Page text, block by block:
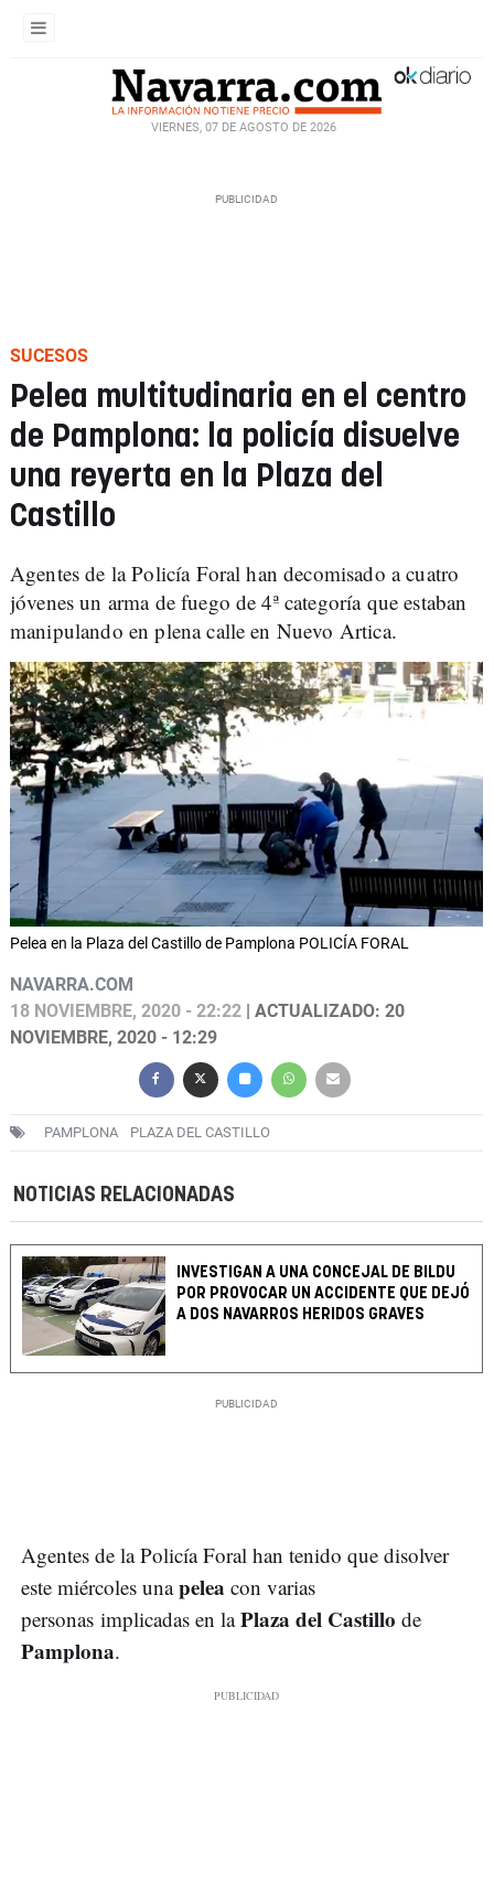
VIERNES, 07 DE AGOSTO DE 2026
SUCESOS
Pelea multitudinaria en el centro
de Pamplona: la policía disuelve
una reyerta en la Plaza del
Castillo
Agentes de la Policía Foral han decomisado a cuatro
jóvenes un arma de fuego de 4ª categoría que estaban
manipulando en plena calle en Nuevo Artica.
Pelea en la Plaza del Castillo de Pamplona POLICÍA FORAL
NAVARRA.COM
18 NOVIEMBRE, 2020 - 22:22 | ACTUALIZADO: 20
NOVIEMBRE, 2020 - 12:29
PAMPLONA PLAZA DEL CASTILLO
NOTICIAS RELACIONADAS
INVESTIGAN A UNA CONCEJAL DE BILDU
POR PROVOCAR UN ACCIDENTE QUE DEJÓ
A DOS NAVARROS HERIDOS GRAVES
Agentes de la Policía Foral han tenido que disolver
este miércoles unapelea con varias
personas implicadas en laPlaza del Castillo de
Pamplona.